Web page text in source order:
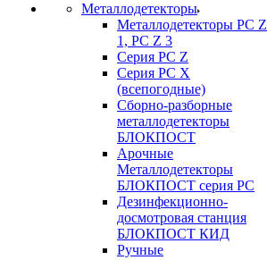
Металлодетекторы
Металлодетекторы РС Z
1, PC Z 3
Серия РС Z
Серия РС X
(всепогодные)
Сборно-разборные
металлодетекторы
БЛОКПОСТ
Арочные
Металлодетекторы
БЛОКПОСТ серия РС
Дезинфекционно-
досмотровая станция
БЛОКПОСТ КИД
Ручные